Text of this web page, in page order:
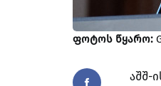
ფოტოს წყარო:
აშშ-